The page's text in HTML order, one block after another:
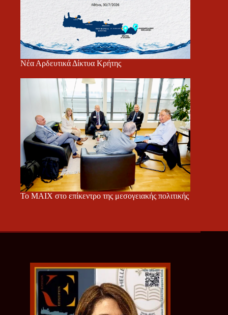
Νέα Αρδευτικά Δίκτυα Κρήτης
Το ΜΑΙΧ στο επίκεντρο της μεσογειακής πολιτικής